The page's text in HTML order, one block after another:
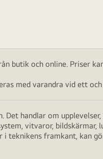
butik och online. Priser
med varandra vid ett
Det handlar om
vitvaror,
teknikens framkant, kan